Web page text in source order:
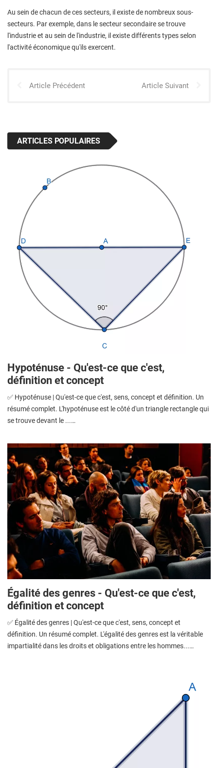
Au sein de chacun de ces secteurs, il existe de nombreux sous-
secteurs. Par exemple, dans le secteur secondaire se trouve
l'industrie et au sein de l'industrie, il existe différents types selon
l'activité économique qu'ils exercent.
Article Précédent Article Suivant
ARTICLES POPULAIRES
Hypoténuse - Qu'est-ce que c'est,
définition et concept
✅ Hypoténuse | Qu'est-ce que c'est, sens, concept et définition. Un
résumé complet. L'hypoténuse est le côté d'un triangle rectangle qui
se trouve devant le ...…
Égalité des genres - Qu'est-ce que c'est,
définition et concept
✅ Égalité des genres | Qu'est-ce que c'est, sens, concept et
définition. Un résumé complet. L'égalité des genres est la véritable
impartialité dans les droits et obligations entre les hommes...…